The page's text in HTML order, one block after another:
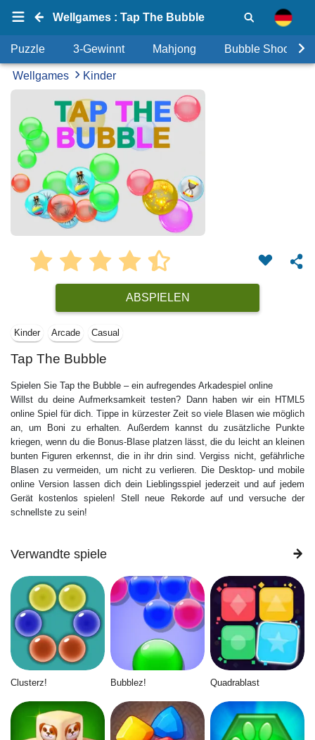
Wellgames : Tap The Bubble
Puzzle 3-Gewinnt Mahjong Bubble Shooter
Wellgames Kinder
ABSPIELEN
Kinder Arcade Casual
Tap The Bubble
Spielen Sie Tap the Bubble – ein aufregendes Arkadespiel online
Willst du deine Aufmerksamkeit testen? Dann haben wir ein HTML5
online Spiel für dich. Tippe in kürzester Zeit so viele Blasen wie möglich
an, um Boni zu erhalten. Außerdem kannst du zusätzliche Punkte
kriegen, wenn du die Bonus-Blase platzen lässt, die du leicht an kleinen
bunten Figuren erkennst, die in ihr drin sind. Vergiss nicht, gefährliche
Blasen zu vermeiden, um nicht zu verlieren. Die Desktop- und mobile
online Version lassen dich dein Lieblingsspiel jederzeit und auf jedem
Gerät kostenlos spielen! Stell neue Rekorde auf und versuche der
schnellste zu sein!
Verwandte spiele
Clusterz! Bubblez! Quadrablast